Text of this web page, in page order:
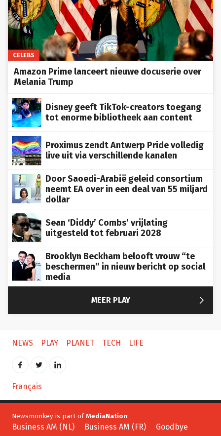
CELEBS
Amazon Prime lanceert nieuwe docuserie over
Melania Trump
Disney geeft TikTok-creators toegang
tot enorme bibliotheek aan content
Proximus zendt Antwerp Pride volledig
live uit via verschillende kanalen
Door Saoedi-Arabië geleid consortium
neemt EA over in een deal van 55 miljard
dollar
Sean ‘Diddy’ Combs’ vrijlating
uitgesteld tot februari 2028
Brooklyn Beckham belooft vrouw “te
beschermen” in nieuw bericht op social
media
MEER PLAY 
NEWS PLAY PLANET TECH LIFE
Français
Newsmonkey is part of MediaNation
Business AM (NL) Business AM (FR) Goodbye